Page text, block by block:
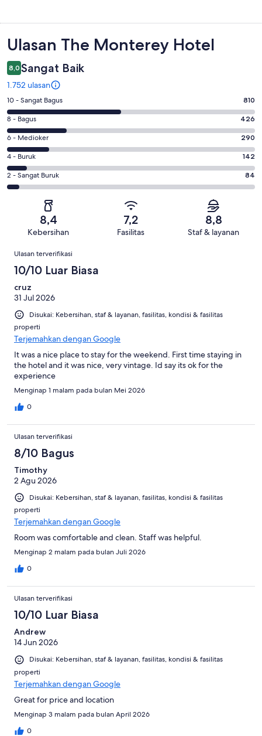
Ulasan
Ulasan The Monterey Hotel
8,0 Sangat Baik
1.752 ulasan
Penilaian
10
-
Sangat
Bagus.
810
dari
1752
10 - Sangat Bagus 810
Penilaian
8
-
Bagus.
426
dari
8 - Bagus 426
Penilaian
6
-
Medioker.
290
6 - Medioker 290
Penilaian
4
-
4 - Buruk 142
Penilaian
2
dari
ulasan
2 - Sangat Buruk 84
8,4
Kebersihan
7,2
Fasilitas
8,8
Staf & layanan
Ulasan
Ulasan terverifikasi
10/10 Luar Biasa
cruz
31 Jul 2026
Disukai: Kebersihan, staf & layanan, fasilitas, kondisi & fasilitas
properti
Terjemahkan dengan Google
It was a nice place to stay for the weekend. First time staying in
the hotel and it was nice, very vintage. Id say its ok for the
experience
Menginap 1 malam pada bulan Mei 2026
0
Ulasan terverifikasi
8/10 Bagus
Timothy
2 Agu 2026
Disukai: Kebersihan, staf & layanan, fasilitas, kondisi & fasilitas
properti
Terjemahkan dengan Google
Room was comfortable and clean. Staff was helpful.
Menginap 2 malam pada bulan Juli 2026
0
Ulasan terverifikasi
10/10 Luar Biasa
Andrew
14 Jun 2026
Disukai: Kebersihan, staf & layanan, fasilitas, kondisi & fasilitas
properti
Terjemahkan dengan Google
Great for price and location
Menginap 3 malam pada bulan April 2026
0